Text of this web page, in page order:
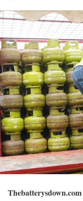
Thebatterysdown.com